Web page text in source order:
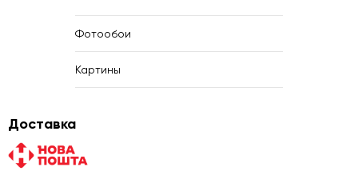
Фотообои
Картины
Доставка